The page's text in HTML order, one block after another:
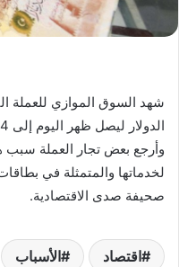
شهد السوق الموازي للعملة
الدولار ليصل ظهر اليوم إلى 4.24 ، بعد تداوله صباح اليوم ب4.29 .
وأرجع بعض تجار العملة
صحيفة صدى الاقتصادية.
اقتصاد الأسباب